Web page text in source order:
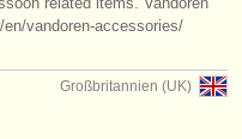
en/vandoren-accessories/
Großbritannien (UK)